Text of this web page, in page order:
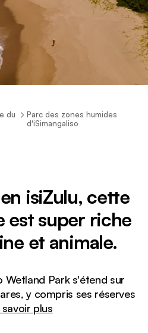
du
Parc des zones humides
d'iSimangaliso
isiZulu, cette
est super riche
et animale.
Wetland Park s'étend sur
y compris ses réserves
savoir plus